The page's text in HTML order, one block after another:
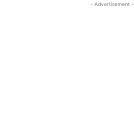
- Advertisement -